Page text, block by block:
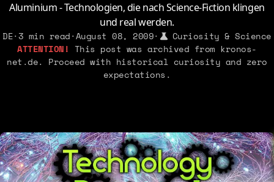
2026
2025
2023
2022
2021
2018
2017
2015
2014
2013
2011
2010
2009
2008
Aluminium - Technologien, die nach Science-Fiction klingen
und real werden.
DE· 3 min read·August 08, 2009·
Curiosity & Science
This post was archived from kronos-
net.de. Proceed with historical curiosity and zero
expectations.